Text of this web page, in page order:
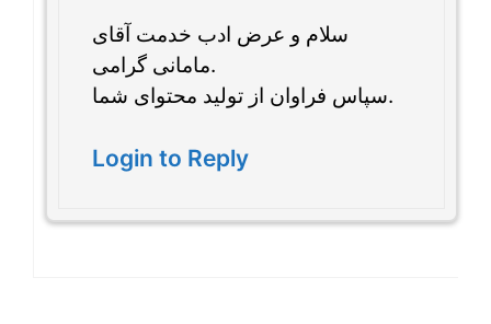
سلام و عرض ادب خدمت آقای
مامانی گرامی.
سپاس فراوان از تولید محتوای شما.
Login to Reply